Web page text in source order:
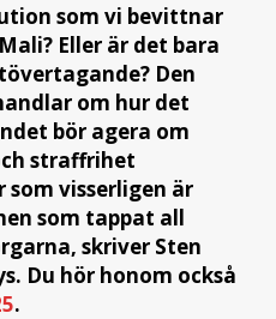
som vi bevittnar
Eller är det bara
Den
om hur det
bör agera om
straffrihet
visserligen är
som tappat all
skriver Sten
Du hör honom också
.